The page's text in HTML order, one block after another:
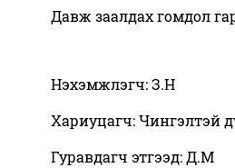
Давж заалдах гомдол
Нэхэмжлэгч: З.Н
Хариуцагч: Чингэлтэй
Гуравдагч этгээд: Д.М